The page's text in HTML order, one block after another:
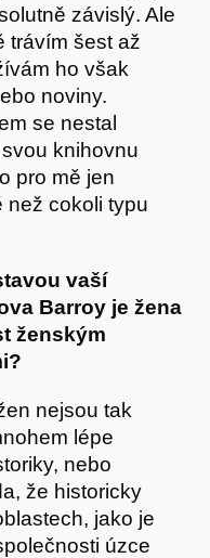
závislý. Ale
trávím šest až
ho však
noviny.
se nestal
knihovnu
pro mě jen
než cokoli typu
vaší
Barroy je žena
ženským
nejsou tak
lépe
nebo
že historicky
jako je
úzce